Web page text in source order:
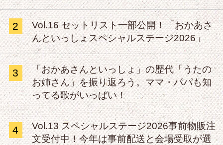
2
Vol.16 セットリスト一部公開！「おかあさ
んといっしょスペシャルステージ2026」
3
「おかあさんといっしょ」の歴代「うたの
お姉さん」を振り返ろう。ママ・パパも知
ってる歌がいっぱい！
4
Vol.13 スペシャルステージ2026事前物販注
文受付中！今年は事前配送と会場受取が選